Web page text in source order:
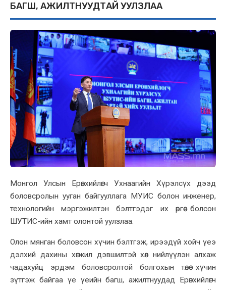
БАГШ, АЖИЛТНУУДТАЙ УУЛЗЛАА
Монгол Улсын Ерөнхийлөгч Ухнаагийн Хүрэлсүх дээд
боловсролын ууган байгууллага МУИС болон инженер,
технологийн мэргэжилтэн бэлтгэдэг их өргөө болсон
ШУТИС-ийн хамт олонтой уулзлаа.
Олон мянган боловсон хүчин бэлтгэж, ирээдүй хойч үеэ
дэлхий дахины хөгжил дэвшилтэй хөл нийлүүлэн алхаж
чадахуйц эрдэм боловсролтой болгохын төлөө хүчин
зүтгэж байгаа үе үеийн багш, ажилтнуудад Ерөнхийлөгч